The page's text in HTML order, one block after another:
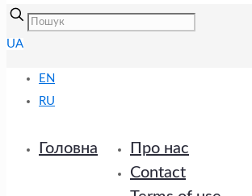
UA
EN
RU
Головна
Про нас
Contact